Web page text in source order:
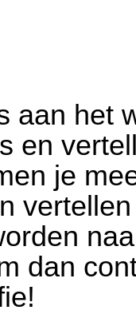
aan het
en
je
dan